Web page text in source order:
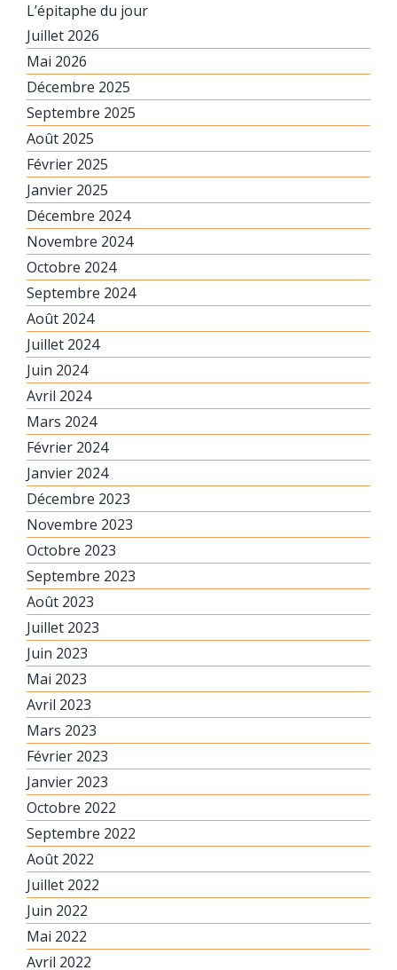
L’épitaphe du jour
Juillet 2026
Mai 2026
Décembre 2025
Septembre 2025
Août 2025
Février 2025
Janvier 2025
Décembre 2024
Novembre 2024
Octobre 2024
Septembre 2024
Août 2024
Juillet 2024
Juin 2024
Avril 2024
Mars 2024
Février 2024
Janvier 2024
Décembre 2023
Novembre 2023
Octobre 2023
Septembre 2023
Août 2023
Juillet 2023
Juin 2023
Mai 2023
Avril 2023
Mars 2023
Février 2023
Janvier 2023
Octobre 2022
Septembre 2022
Août 2022
Juillet 2022
Juin 2022
Mai 2022
Avril 2022